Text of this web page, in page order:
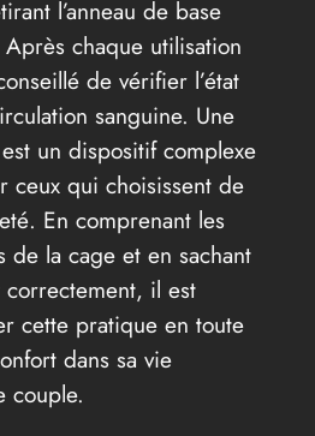
l’anneau de base
chaque utilisation
de vérifier l’état
sanguine. Une
un dispositif complexe
ceux qui choisissent de
En comprenant les
de la cage et en sachant
correctement, il est
cette pratique en toute
dans sa vie
couple.